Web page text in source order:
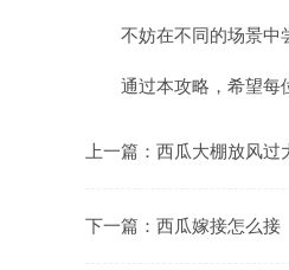
不妨在不同的场景中
通过本攻略，希望每
上一篇： 西瓜大棚放风过
下一篇： 西瓜嫁接怎么接